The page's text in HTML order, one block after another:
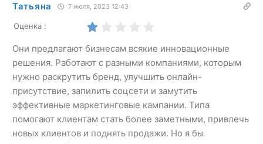
Татьяна 7 июля, 2023 12:43
Оценка :
Они предлагают бизнесам всякие инновационные
решения. Работают с разными компаниями, которым
нужно раскрутить бренд, улучшить онлайн-
присутствие, запилить соцсети и замутить
эффективные маркетинговые кампании. Типа
помогают клиентам стать более заметными, привлечь
новых клиентов и поднять продажи. Но я бы